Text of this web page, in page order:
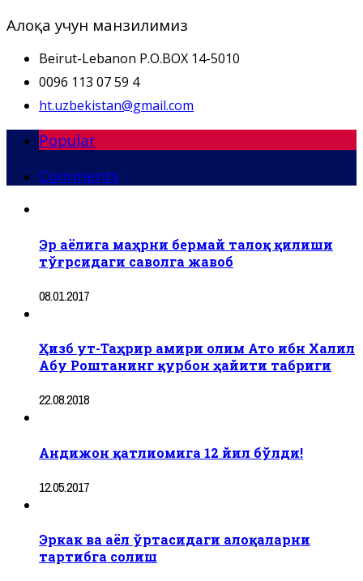
Алоқа учун манзилимиз
Beirut-Lebanon P.O.BOX 14-5010
0096 113 07 59 4
ht.uzbekistan@gmail.com
Popular
Comments
Эр аёлига маҳрни бермай талоқ қилиши
тўғрсидаги саволга жавоб
08.01.2017
Ҳизб ут-Таҳрир амири олим Ато ибн Халил
Абу Роштанинг қурбон ҳайити табриги
22.08.2018
Андижон қатлиомига 12 йил бўлди!
12.05.2017
Эркак ва аёл ўртасидаги алоқаларни
тартибга солиш